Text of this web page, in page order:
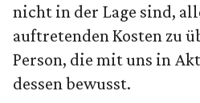
nicht in der Lage sind,
auftretenden Kosten zu
Person, die mit uns in
dessen bewusst.